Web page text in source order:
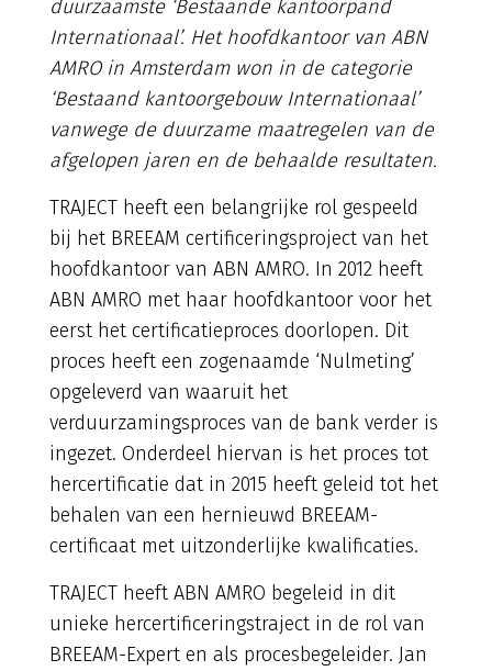
duurzaamste ‘Bestaande kantoorpand
Internationaal’. Het hoofdkantoor van ABN
AMRO in Amsterdam won in de categorie
‘Bestaand kantoorgebouw Internationaal’
vanwege de duurzame maatregelen van de
afgelopen jaren en de behaalde resultaten.
TRAJECT heeft een belangrijke rol gespeeld
bij het BREEAM certificeringsproject van het
hoofdkantoor van ABN AMRO. In 2012 heeft
ABN AMRO met haar hoofdkantoor voor het
eerst het certificatieproces doorlopen. Dit
proces heeft een zogenaamde ‘Nulmeting’
opgeleverd van waaruit het
verduurzamingsproces van de bank verder is
ingezet. Onderdeel hiervan is het proces tot
hercertificatie dat in 2015 heeft geleid tot het
behalen van een hernieuwd BREEAM-
certificaat met uitzonderlijke kwalificaties.
TRAJECT heeft ABN AMRO begeleid in dit
unieke hercertificeringstraject in de rol van
BREEAM-Expert en als procesbegeleider. Jan